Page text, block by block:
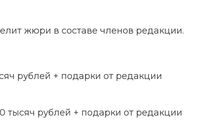
жюри в составе членов редакции.
рублей + подарки от редакции
тысяч рублей + подарки от редакции